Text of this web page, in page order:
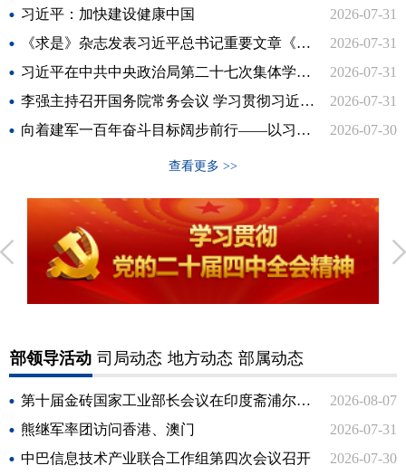
2026-07-31
习近平：加快建设健康中国
2026-07-31
《求是》杂志发表习近平总书记重要文章《加快建设健康中国》
2026-07-31
习近平在中共中央政治局第二十七次集体学习时强调 强化政治引领 深化创新发展 高质量推进国防和军队现代化
2026-07-31
李强主持召开国务院常务会议 学习贯彻习近平总书记关于上半年经济形势和做好下半年经济工作的重要讲话精神
2026-07-30
向着建军一百年奋斗目标阔步前行——以习近平同志为核心的党中央引领人民军队书写强军兴军新篇章
查看更多 >>
部领导活动 司局动态 地方动态 部属动态
2026-08-07
第十届金砖国家工业部长会议在印度斋浦尔召开
2026-07-31
熊继军率团访问香港、澳门
2026-07-30
中巴信息技术产业联合工作组第四次会议召开